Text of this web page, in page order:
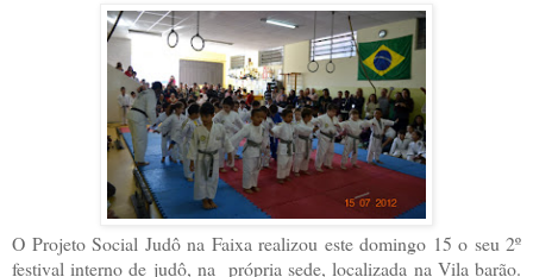
O Projeto Social Judô na Faixa realizou este domingo 15 o seu 2º
festival interno de judô, na própria sede, localizada na Vila barão.